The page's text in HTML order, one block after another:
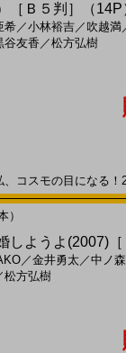
［Ｂ５判］（14P
希／小林裕吉／ 吹越満
谷友香 ／松方弘樹
コスモの目になる
）
しようよ(2007)
／金井勇太 ／中ノ
松方弘樹